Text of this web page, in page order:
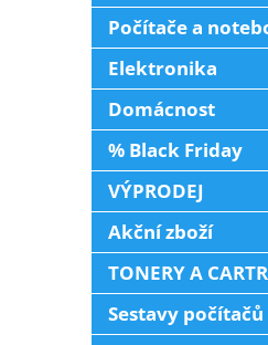
Počítače a
Elektronika
Domácnost
% Black Friday
VÝPRODEJ
Akční zboží
TONERY A
Sestavy